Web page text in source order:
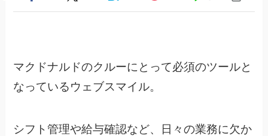
マクドナルドのクルーにとって必須のツールと
なっているウェブスマイル。
シフト管理や給与確認など、日々の業務に欠か